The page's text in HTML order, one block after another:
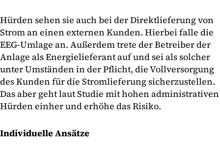
Hürden sehen sie auch bei der Direktlieferung von
Strom an einen externen Kunden. Hierbei falle die
EEG-Umlage an. Außerdem trete der Betreiber der
Anlage als Energielieferant auf und sei als solcher
unter Umständen in der Pflicht, die Vollversorgung
des Kunden für die Stromlieferung sicherzustellen.
Das aber geht laut Studie mit hohen administrativen
Hürden einher und erhöhe das Risiko.
Individuelle Ansätze